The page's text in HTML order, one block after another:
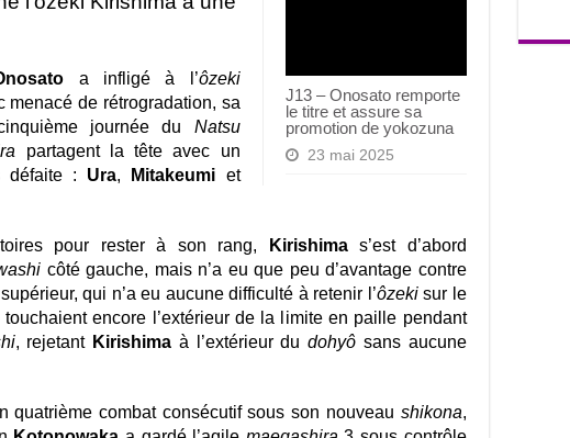
J13 – Onosato remporte
le titre et assure sa
promotion de yokozuna
23 mai 2025
a infligé à l’ôzeki
menacé de rétrogradation, sa
journée du Natsu
partagent la tête avec un
défaite : Ura, Mitakeumi et
pour rester à son rang, Kirishimas’est d’abord
côté gauche, mais n’a eu que peu d’avantage contre
qui n’a eu aucune difficulté à retenir l’ôzekisur le
touchaient encore l’extérieur de la limite en paille pendant
, rejetant Kirishima à l’extérieur dudohyô sans aucune
quatrième combat consécutif sous son nouveau shikona,